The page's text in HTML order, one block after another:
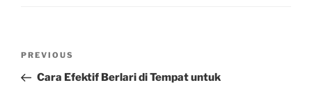
Previous
Post
PREVIOUS
Cara Efektif Berlari di Tempat untuk